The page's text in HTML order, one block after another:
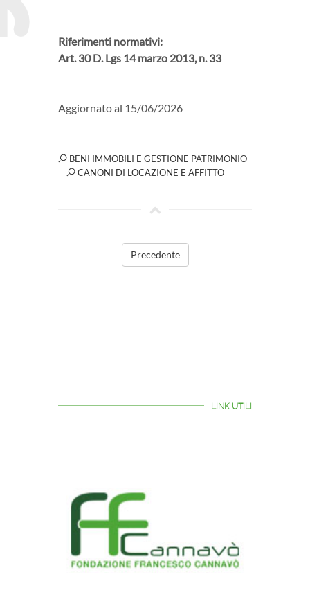
Riferimenti normativi:
Art. 30 D. Lgs 14 marzo 2013, n. 33
Aggiornato al 15/06/2026
BENI IMMOBILI E GESTIONE PATRIMONIO
CANONI DI LOCAZIONE E AFFITTO
Precedente
LINK UTILI